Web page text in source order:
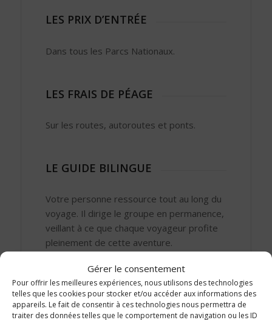
Gérer le consentement
Pour offrir les meilleures expériences, nous utilisons des technologies
telles que les cookies pour stocker et/ou accéder aux informations des
appareils. Le fait de consentir à ces technologies nous permettra de
traiter des données telles que le comportement de navigation ou les ID
LES PRIX D’ENTRÉE
Dans tous les Parcs Nationaux.
LES FRAIS DE PÉAGE
Sur les routes, autoroutes et ponts.
LE GUIDE BILINGUE
Votre personne ressource tout au long du
voyage. Il dirige le groupe en permanence,
veillant à ce que chaque voyageur profite
pleinement de cette aventure.
TOUTES LES TAXES